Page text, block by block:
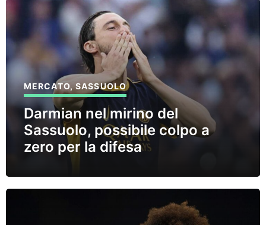
MERCATO,SASSUOLO
Darmian nel mirino del
Sassuolo, possibile colpo a
zero per la difesa